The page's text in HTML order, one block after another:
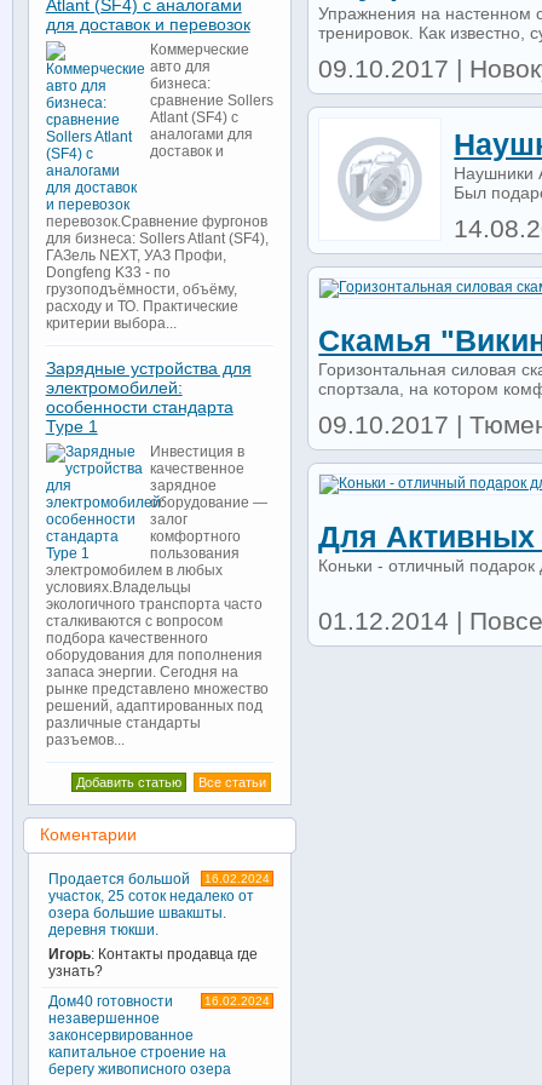
Упражнения на настенном
тренировок. Как известно,
09.10.2017 |
Наушники
Был
Скамья
Горизонтальная силовая
спортзала, на котором
09.10.2017 |
Для
Коньки - отличный
01.12.2014 |
Atlant (SF4) с аналогами
для доставок и перевозок
Коммерческие
авто для
бизнеса:
сравнение Sollers
Atlant (SF4) с
аналогами для
доставок и
перевозок.Сравнение фургонов
для бизнеса: Sollers Atlant (SF4),
ГАЗель NEXT, УАЗ Профи,
Dongfeng K33 - по
грузоподъёмности, объёму,
расходу и ТО. Практические
критерии выбора...
Зарядные устройства для
электромобилей:
особенности стандарта
Type 1
Инвестиция в
качественное
зарядное
оборудование —
залог
комфортного
пользования
электромобилем в любых
условиях.Владельцы
экологичного транспорта часто
сталкиваются с вопросом
подбора качественного
оборудования для пополнения
запаса энергии. Сегодня на
рынке представлено множество
решений, адаптированных под
различные стандарты
разъемов...
Все статьи
Добавить статью
Коментарии
16.02.2024
Продается большой
участок, 25 соток недалеко от
озера большие швакшты.
деревня тюкши.
Игорь: Контакты продавца где
узнать?
16.02.2024
Дом40 готовности
незавершенное
законсервированное
капитальное строение на
берегу живописного озера